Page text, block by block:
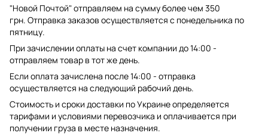
"Новой Почтой" отправляем на сумму более чем 350
грн. Отправка заказов осуществляется с понедельника по
пятницу.
При зачислении оплаты на счет компании до 14:00 -
отправляем товар в тот же день.
Если оплата зачислена после 14:00 - отправка
осуществляется на следующий рабочий день.
Стоимость и сроки доставки по Украине определяется
тарифами и условиями перевозчика и оплачивается при
получении груза в месте назначения.